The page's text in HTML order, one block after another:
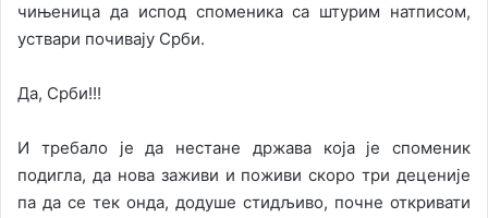
чињеница да испод споменика са штурим натписом,
уствари почивају Срби.
Да, Срби!!!
И требало је да нестане држава која је споменик
подигла, да нова заживи и поживи скоро три деценије
па да се тек онда, додуше стидљиво, почне откривати